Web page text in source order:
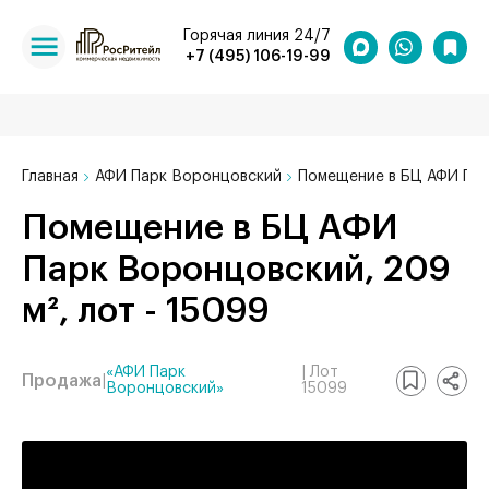
+7 (495) 106-19-99
Горячая линия 24/7
Главная АФИ Парк Воронцовский Помещение в БЦ АФИ
Помещение в БЦ АФИ
Парк Воронцовский, 209
м², лот - 15099
Продажа «АФИ Парк
Воронцовский»
| Лот
15099